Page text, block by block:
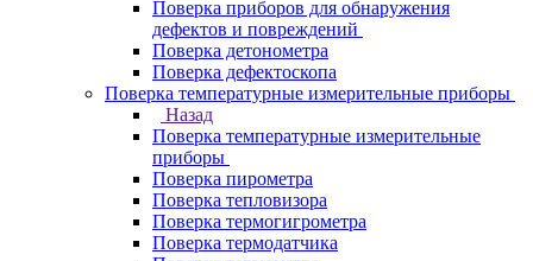
Поверка приборов для обнаружения
дефектов и повреждений
Поверка детонометра
Поверка дефектоскопа
Поверка температурные измерительные приборы
Назад
Поверка температурные измерительные
приборы
Поверка пирометра
Поверка тепловизора
Поверка термогигрометра
Поверка термодатчика